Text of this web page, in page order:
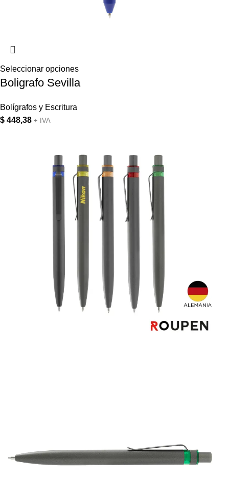
Seleccionar opciones
Boligrafo Sevilla
Bolígrafos y Escritura
$ 448,38 + IVA